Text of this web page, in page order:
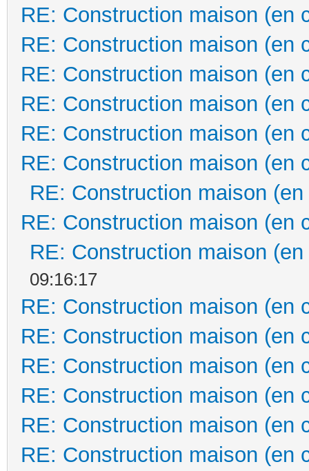
RE: Construction maison (en
RE: Construction maison (en
RE: Construction maison (en
RE: Construction maison (en
RE: Construction maison (en
RE: Construction maison (en
RE: Construction maison
RE: Construction maison (en
RE: Construction maison
09:16:17
RE: Construction maison (en
RE: Construction maison (en
RE: Construction maison (en
RE: Construction maison (en
RE: Construction maison (en
RE: Construction maison (en